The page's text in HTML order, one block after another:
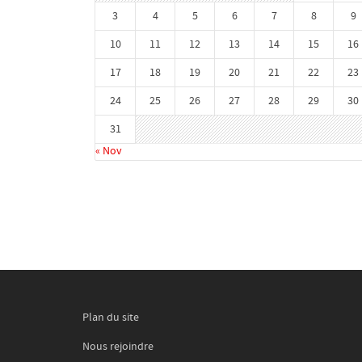
3
4 5 6 7 8
9
10
11 12 13 14 15
16
17
18 19 20 21 22
23
24
25 26 27 28 29
30
31
« Nov
Plan du site
Nous rejoindre